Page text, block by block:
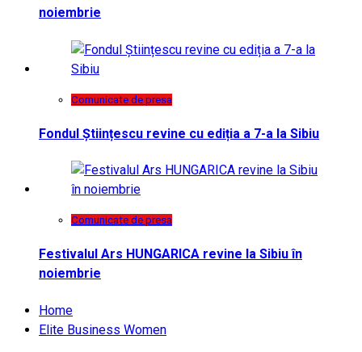
noiembrie
Comunicate de presa
Fondul Științescu revine cu ediția a 7-a la Sibiu
Comunicate de presa
Festivalul Ars HUNGARICA revine la Sibiu în
noiembrie
Home
Elite Business Women